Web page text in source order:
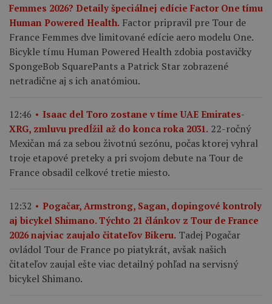
Femmes 2026? Detaily špeciálnej edície Factor One tímu
Human Powered Health. Factor pripravil pre Tour de
France Femmes dve limitované edície aero modelu One.
Bicykle tímu Human Powered Health zdobia postavičky
SpongeBob SquarePants a Patrick Star zobrazené
netradične aj s ich anatómiou.
12:46
Isaac del Toro zostane v tíme UAE Emirates-
XRG, zmluvu predĺžil až do konca roka 2031. 22-ročný
Mexičan má za sebou životnú sezónu, počas ktorej vyhral
troje etapové preteky a pri svojom debute na Tour de
France obsadil celkové tretie miesto.
12:32
Pogačar, Armstrong, Sagan, dopingové kontroly
aj bicykel Shimano. Týchto 21 článkov z Tour de France
2026 najviac zaujalo čitateľov Bikeru. Tadej Pogačar
ovládol Tour de France po piatykrát, avšak našich
čitateľov zaujal ešte viac detailný pohľad na servisný
bicykel Shimano.